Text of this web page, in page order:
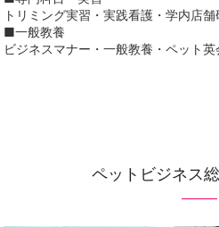
トリミング実習・実践看護・学内店
■一般教養
ビジネスマナー・一般教養・ペット英
ペットビジネス